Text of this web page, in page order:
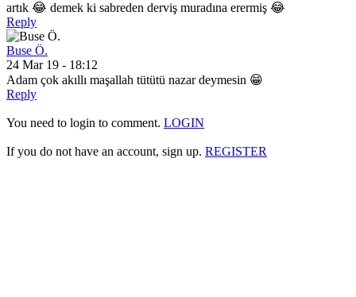
artık 😂 demek ki sabreden derviş muradına erermiş 😂
Reply
Buse Ö.
24 Mar 19 - 18:12
Adam çok akıllı maşallah tütütü nazar deymesin 😁
Reply
You need to login to comment. LOGIN
If you do not have an account, sign up. REGISTER